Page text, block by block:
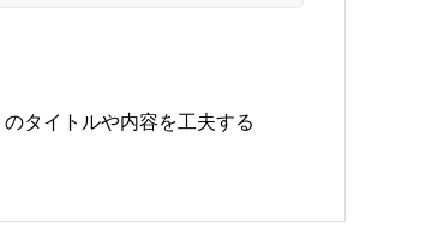
タイトルや内容を工夫する